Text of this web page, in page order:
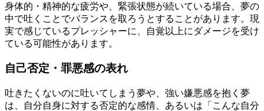
身体的・精神的な疲労や、緊張状態が続いている場合、夢の
中で吐くことでバランスを取ろうとすることがあります。現
実で感じているプレッシャーに、自覚以上にダメージを受け
ている可能性があります。
自己否定・罪悪感の表れ
吐きたくないのに吐いてしまう夢や、強い嫌悪感を抱く夢
は、自分自身に対する否定的な感情、あるいは「こんな自分